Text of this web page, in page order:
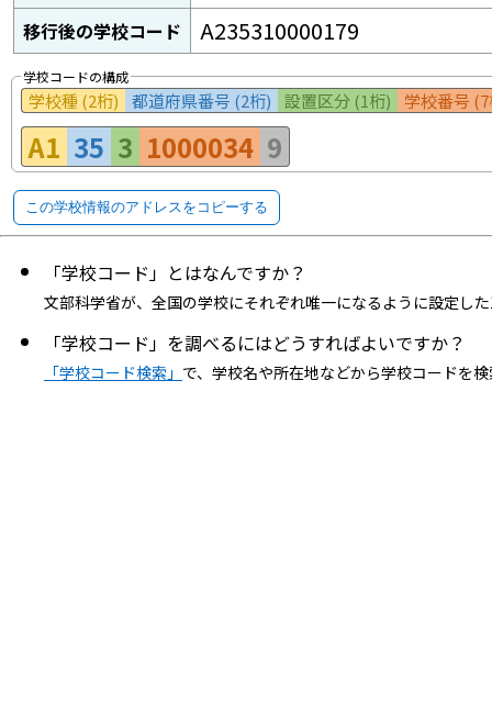
移行後の学校コード
A235310000179
学校コードの構成
学校種 (2桁) 都道府県番号 (2桁) 設置区分 (1桁) 学校番号
A1 35 3 1000034 9
この学校情報のアドレスをコピーする
「学校コード」とはなんですか？
文部科学省が、全国の学校にそれぞれ唯一になるように設定し
「学校コード」を調べるにはどうすればよいですか？
「学校コード検索」 で、学校名や所在地などから学校コードを